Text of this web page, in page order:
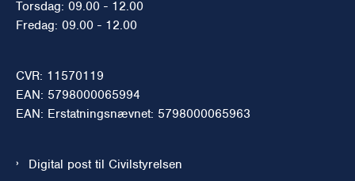
Torsdag: 09.00 - 12.00
Fredag: 09.00 - 12.00
CVR: 11570119
EAN: 5798000065994
EAN: Erstatningsnævnet: 5798000065963
Digital post til Civilstyrelsen